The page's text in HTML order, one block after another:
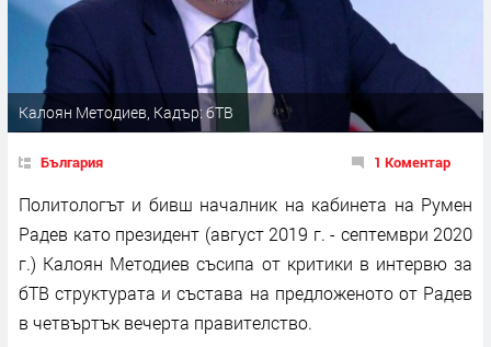
Калоян Методиев, Кадър: бТВ
България 1 Коментар
Политологът и бивш началник на кабинета на Румен
Радев като президент (август 2019 г. - септември 2020
г.) Калоян Методиев съсипа от критики в интервю за
бТВ структурата и състава на предложеното от Радев
в четвъртък вечерта правителство.